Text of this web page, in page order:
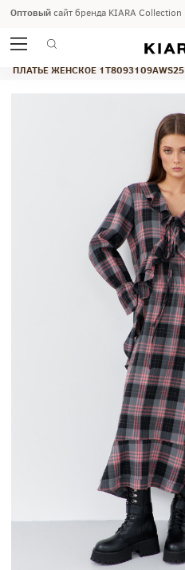
Оптовыйсайт бренда KIARA Collection
ОСЕНЬ-ЗИМА 2025
ПЛАТЬЕ ЖЕНСКОЕ 1T8093109AWS25